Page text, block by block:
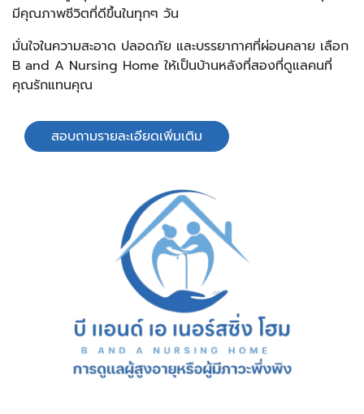
มีคุณภาพชีวิตที่ดีขึ้นในทุกๆ วัน
มั่นใจในความสะอาด ปลอดภัย และบรรยากาศที่ผ่อนคลาย เลือก
B and A Nursing Home ให้เป็นบ้านหลังที่สองที่ดูแลคนที่
คุณรักแทนคุณ
สอบถามรายละเอียดเพิ่มเติม